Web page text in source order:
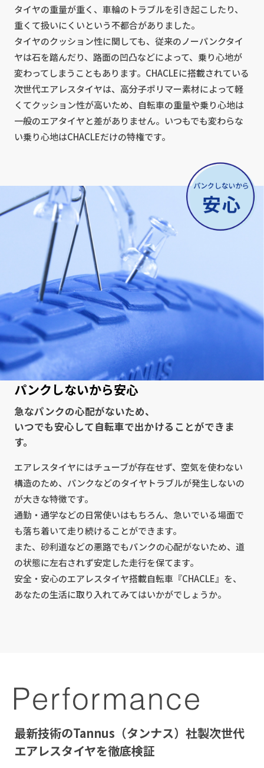
タイヤの重量が重く、車輪のトラブルを引き起こしたり、
重くて扱いにくいという不都合がありました。
タイヤのクッション性に関しても、従来のノーパンクタイ
ヤは石を踏んだり、路面の凹凸などによって、乗り心地が
変わってしまうこともあります。CHACLEに搭載されている
次世代エアレスタイヤは、高分子ポリマー素材によって軽
くてクッション性が高いため、自転車の重量や乗り心地は
一般のエアタイヤと差がありません。いつもでも変わらな
い乗り心地はCHACLEだけの特権です。
パンクしないから安心
急なパンクの心配がないため、
いつでも安心して自転車で出かけることができま
す。
エアレスタイヤにはチューブが存在せず、空気を使わない
構造のため、パンクなどのタイヤトラブルが発生しないの
が大きな特徴です。
通勤・通学などの日常使いはもちろん、急いでいる場面で
も落ち着いて走り続けることができます。
また、砂利道などの悪路でもパンクの心配がないため、道
の状態に左右されず安定した走行を保てます。
安全・安心のエアレスタイヤ搭載自転車『CHACLE』を、
あなたの生活に取り入れてみてはいかがでしょうか。
最新技術のTannus（タンナス）社製次世代
エアレスタイヤを徹底検証